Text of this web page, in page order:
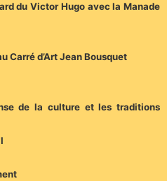
du Victor Hugo avec la Manade
Carré d’Art Jean Bousquet
de la culture et les traditions